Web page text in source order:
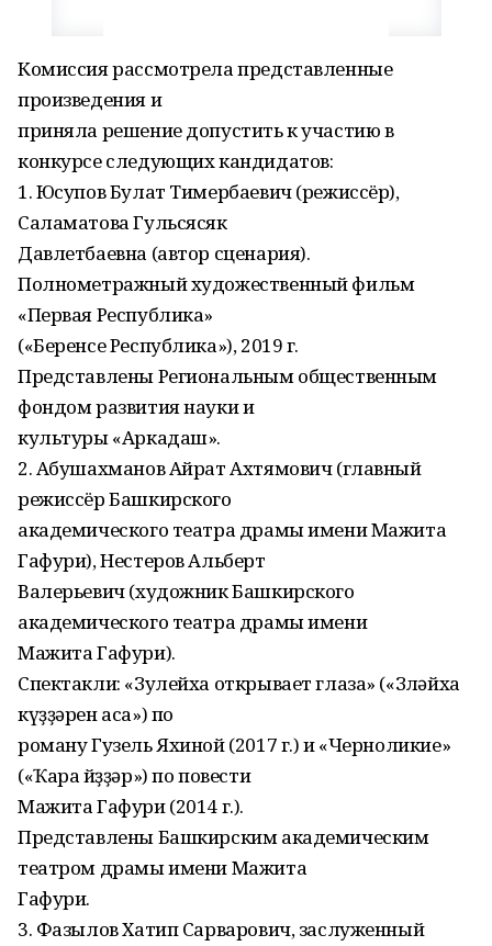
Комиссия рассмотрела представленные
произведения и
приняла решение допустить к участию в
конкурсе следующих кандидатов:
1. Юсупов Булат Тимербаевич (режиссёр),
Саламатова Гульсясяк
Давлетбаевна (автор сценария).
Полнометражный художественный фильм
«Первая Республика»
(«Беренсе Республика»), 2019 г.
Представлены Региональным общественным
фондом развития науки и
культуры «Аркадаш».
2. Абушахманов Айрат Ахтямович (главный
режиссёр Башкирского
академического театра драмы имени Мажита
Гафури), Нестеров Альберт
Валерьевич (художник Башкирского
академического театра драмы имени
Мажита Гафури).
Спектакли: «Зулейха открывает глаза» («Зөләйха
күҙҙәрен аса») по
роману Гузель Яхиной (2017 г.) и «Черноликие»
(«Ҡара йөҙҙәр») по повести
Мажита Гафури (2014 г.).
Представлены Башкирским академическим
театром драмы имени Мажита
Гафури.
3. Фазылов Хатип Сарварович, заслуженный